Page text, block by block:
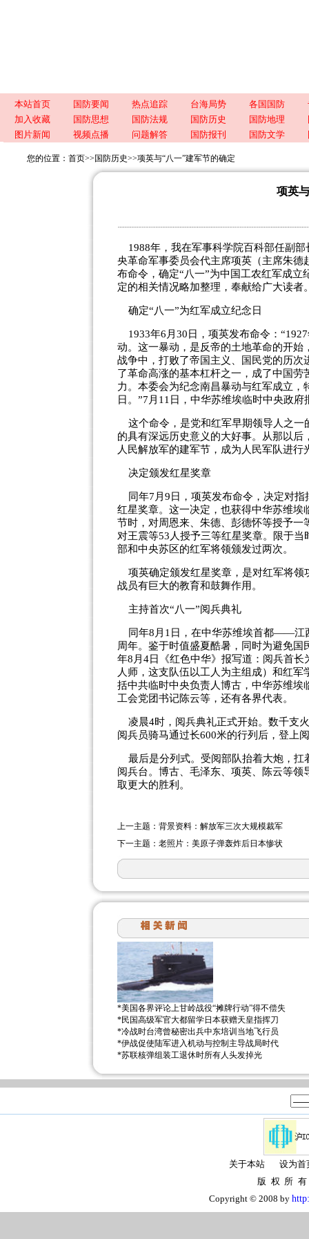
本站首页 国防要闻 热点追踪 台海局势 各国国防
加入收藏
国防思想 国防法规 国防历史 国防地理
图片新闻
视频点播 问题解答 国防报刊 国防文学
您的位置： 首页>> 国防历史>>项英与“八一”建军节的确定
项英
1988年，我在军事科学院百科部任副部
央革命军事委员会代主席项英（主席朱德
布命令，确定“八一”为中国工农红军成
定的相关情况略加整理，奉献给广大读者
确定“八一”为红军成立纪念日
1933年6月30日，项英发布命令：
动。这一暴动，是反帝的土地革命的开
战争中，打败了帝国主义、国民党的历
了革命高涨的基本杠杆之一，成了中国
力。本委会为纪念南昌暴动与红军成立
日。”7月11日，中华苏维埃临时中央政府
这个命令，是党和红军早期领导人之一
的具有深远历史意义的大好事。从那以
人民解放军的建军节，成为人民军队进
决定颁发红星奖章
同年7月9日，项英发布命令，决定对指
红星奖章。这一决定，也获得中华苏维埃
节时，对周恩来、朱德、彭德怀等授予
对王震等53人授予三等红星奖章。限于
部和中央苏区的红军将领颁发过两次。
项英确定颁发红星奖章，是对红军将领
战员有巨大的教育和鼓舞作用。
主持首次“八一”阅兵典礼
同年8月1日，在中华苏维埃首都——江
周年。鉴于时值盛夏酷暑，同时为避免
年8月4日《红色中华》报写道：阅兵首
人师，这支队伍以工人为主组成）和红
括中共临时中央负责人博古，中华苏维
工会党团书记陈云等，还有各界代表。
凌晨4时，阅兵典礼正式开始。数千支
阅兵员骑马通过长600米的行列后，登上
最后是分列式。受阅部队抬着大炮，扛
阅兵台。博古、毛泽东、项英、陈云等
取更大的胜利。
上一主题： 背景资料：解放军三次大规模裁军
下一主题： 老照片：美原子弹轰炸后日本惨状
*美国各界评论上甘岭战役“摊牌行动”得不偿失
*民国高级军官大都留学日本获赠天皇指挥刀
*冷战时台湾曾秘密出兵中东培训当地飞行员
*伊战促使陆军进入机动与控制主导战局时代
*苏联核弹组装工退休时所有人头发掉光